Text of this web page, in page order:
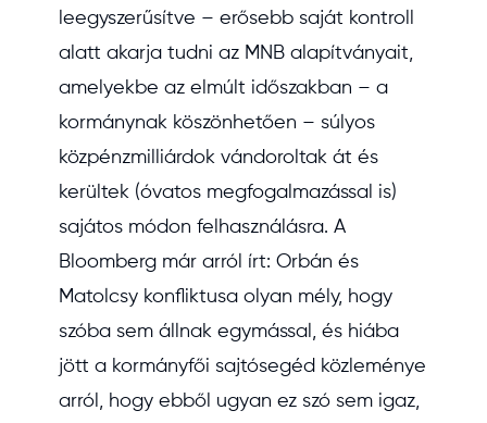
leegyszerűsítve – erősebb saját kontroll
alatt akarja tudni az MNB alapítványait,
amelyekbe az elmúlt időszakban – a
kormánynak köszönhetően – súlyos
közpénzmilliárdok vándoroltak át és
kerültek (óvatos megfogalmazással is)
sajátos módon felhasználásra. A
Bloomberg már arról írt: Orbán és
Matolcsy konfliktusa olyan mély, hogy
szóba sem állnak egymással, és hiába
jött a kormányfői sajtósegéd közleménye
arról, hogy ebből ugyan ez szó sem igaz,